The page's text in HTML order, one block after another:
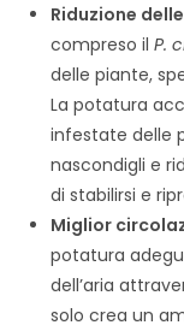
Riduzione
compreso ilP.
delle piante,
La potatura
infestate delle
nascondigli e
di stabilirsi e
Miglior
potatura
dell’aria
solo crea un